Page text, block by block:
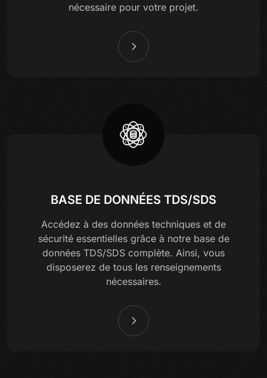
nécessaire pour votre projet.
BASE DE DONNÉES TDS/SDS
Accédez à des données techniques et de
sécurité essentielles grâce à notre base de
données TDS/SDS complète. Ainsi, vous
disposerez de tous les renseignements
nécessaires.